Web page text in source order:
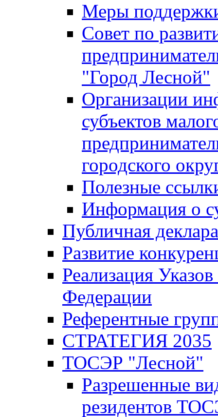
Меры
Совет по
"Город Лесной"
Организации
субъектов
городского
Полезные
Информация о
Публичная
Развитие
Реализация
Федерации
Референтные
СТРАТЕГИЯ 2035
ТОСЭР "Лесной"
Разрешенные
резидентов